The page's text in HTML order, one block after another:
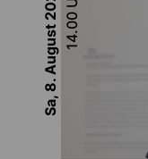
Sa, 8. August14.00